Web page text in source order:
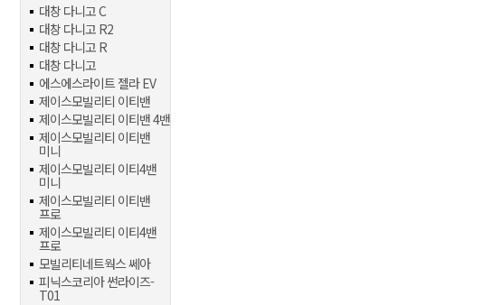
대창 다니고 C
대창 다니고 R2
대창 다니고 R
대창 다니고
에스에스라이트 젤라 EV
제이스모빌리티 이티밴
제이스모빌리티 이티밴 4밴
제이스모빌리티 이티밴
미니
제이스모빌리티 이티4밴
미니
제이스모빌리티 이티밴
프로
제이스모빌리티 이티4밴
프로
모빌리티네트웍스 쎄아
피닉스코리아 썬라이즈-
T01